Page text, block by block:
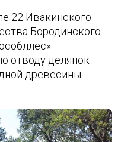
22 Ивакинского
Бородинского
отводу делянок
древесины.